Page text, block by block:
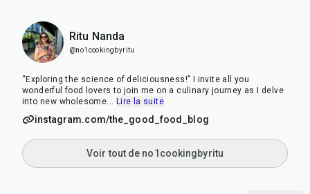
Ritu Nanda
@no1cookingbyritu
“Exploring the science of deliciousness!” I invite all you
wonderful food lovers to join me on a culinary journey as I delve
into new wholesome... Lire la suite
instagram.com/the_good_food_blog
Voir tout de no1cookingbyritu